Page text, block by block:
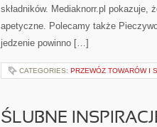
składników. Mediaknorr.pl pokazuje,
apetyczne. Polecamy także
jedzenie powinno […]
CATEGORIES: PRZEWÓZ TOWARÓW I
ŚLUBNE